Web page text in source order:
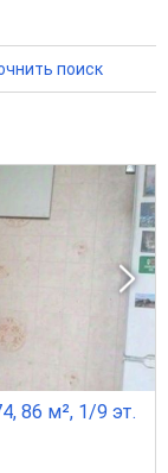
поиск
86 м², 1/9 эт.